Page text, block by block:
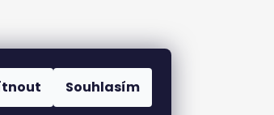
Souhlasím